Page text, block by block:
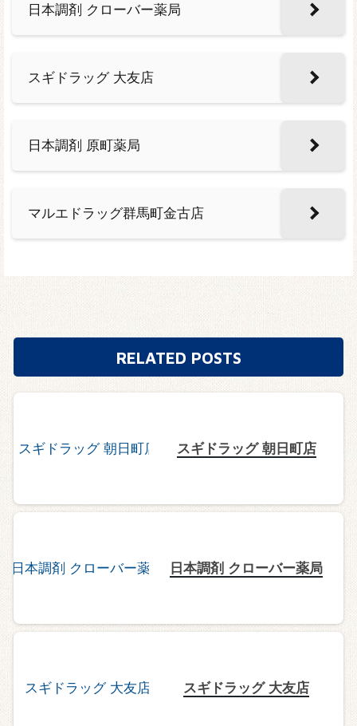
日本調剤 クローバー薬局
スギドラッグ 大友店
日本調剤 原町薬局
マルエドラッグ群馬町金古店
RELATED POSTS
スギドラッグ 朝日町店
日本調剤 クローバー薬局
スギドラッグ 大友店